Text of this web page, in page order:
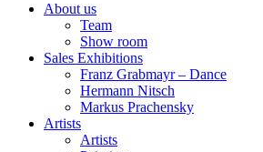
About us
Team
Show room
Sales Exhibitions
Franz Grabmayr – Dance
Hermann Nitsch
Markus Prachensky
Artists
Artists